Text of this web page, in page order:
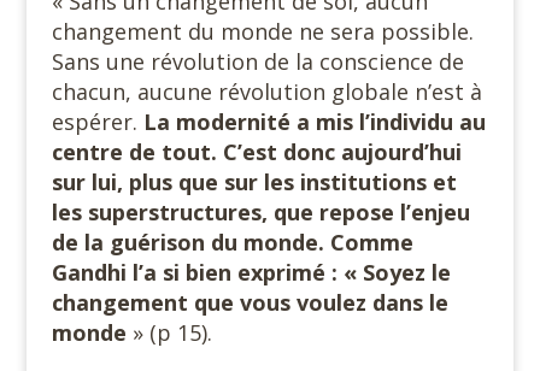
changement du monde ne sera possible.
Sans une révolution de la conscience de
chacun, aucune révolution globale n’est à
espérer. La modernité a mis l’individu au
centre de tout. C’est donc aujourd’hui
sur lui, plus que sur les institutions et
les superstructures, que repose l’enjeu
de la guérison du monde. Comme
Gandhi l’a si bien exprimé : « Soyez le
changement que vous voulez dans le
monde » (p 15).